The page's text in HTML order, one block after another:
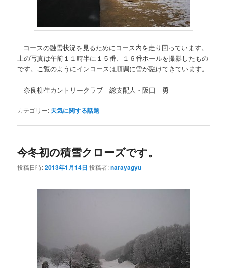
コースの融雪状況を見るためにコース内を走り回っています。
上の写真は午前１１時半に１５番、１６番ホールを撮影したもの
です。ご覧のようにインコースは順調に雪が融けてきています。
奈良柳生カントリークラブ 総支配人・阪口 勇
カテゴリー: 天気に関する話題
今冬初の積雪クローズです。
投稿日時:2013年1月14日 投稿者:narayagyu